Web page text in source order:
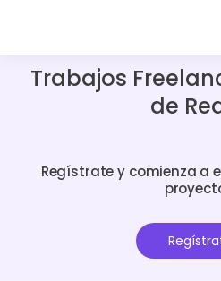
Trabajos
de
Regístrate y comienza a